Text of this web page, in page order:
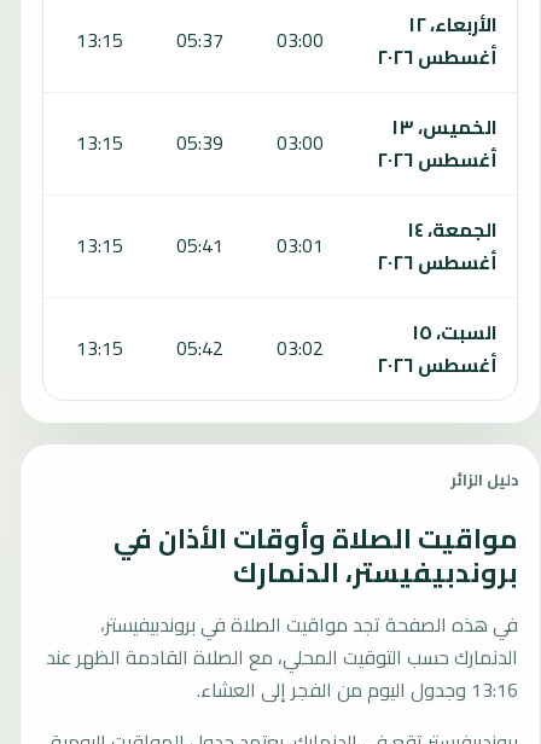
الأربعاء، ١٢
أغسطس ٢٠٢٦
03:00
05:37
13:15
الخميس، ١٣
أغسطس ٢٠٢٦
03:00
05:39
13:15
الجمعة، ١٤
أغسطس ٢٠٢٦
03:01
05:41
13:15
السبت، ١٥
أغسطس ٢٠٢٦
03:02
05:42
13:15
دليل الزائر
مواقيت الصلاة وأوقات الأذان في
بروندبيفيستر، الدنمارك
في هذه الصفحة تجد مواقيت الصلاة في بروندبيفيستر،
الدنمارك حسب التوقيت المحلي، مع الصلاة القادمة الظهر عند
13:16 وجدول اليوم من الفجر إلى العشاء.